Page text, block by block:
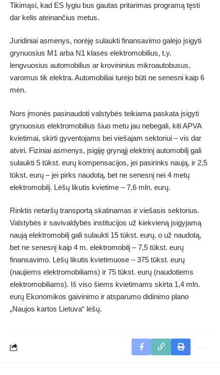
Tikimąsi, kad ES lygiu bus gautas pritarimas programą tęsti
dar kelis ateinančius metus.
Juridiniai asmenys, norėję sulaukti finansavimo galėjo įsigyti
grynuosius M1 arba N1 klasės elektromobilius, t.y.
lengvuosius automobilius ar krovininius mikroautobusus,
varomus tik elektra. Automobiliai turėjo būti ne senesni kaip 6
mėn.
Nors įmonės pasinaudoti valstybės teikiama paskata įsigyti
grynuosius elektromobilius šiuo metu jau nebegali, kiti APVA
kvietimai, skirti gyventojams bei viešajam sektoriui – vis dar
atviri. Fiziniai asmenys, įsigiję grynąjį elektrinį automobilį gali
sulaukti 5 tūkst. eurų kompensacijos, jei pasirinks naują, ir 2,5
tūkst. eurų – jei pirks naudotą, bet ne senesnį nei 4 metų
elektromobilį. Lėšų likutis kvietime – 7,6 mln. eurų.
Rinktis netaršų transportą skatinamas ir viešasis sektorius.
Valstybės ir savivaldybės institucijos už kiekvieną įsigyjamą
naują elektromobilį gali sulaukti 15 tūkst. eurų, o už naudotą,
bet ne senesnį kaip 4 m. elektromobilį – 7,5 tūkst. eurų
finansavimo. Lėšų likutis kvietimuose – 375 tūkst. eurų
(naujiems elektromobiliams) ir 75 tūkst. eurų (naudotiems
elektromobiliams). Iš viso šiems kvietimams skirta 1,4 mln.
eurų Ekonomikos gaivinimo ir atsparumo didinimo plano
„Naujos kartos Lietuva“ lėšų.